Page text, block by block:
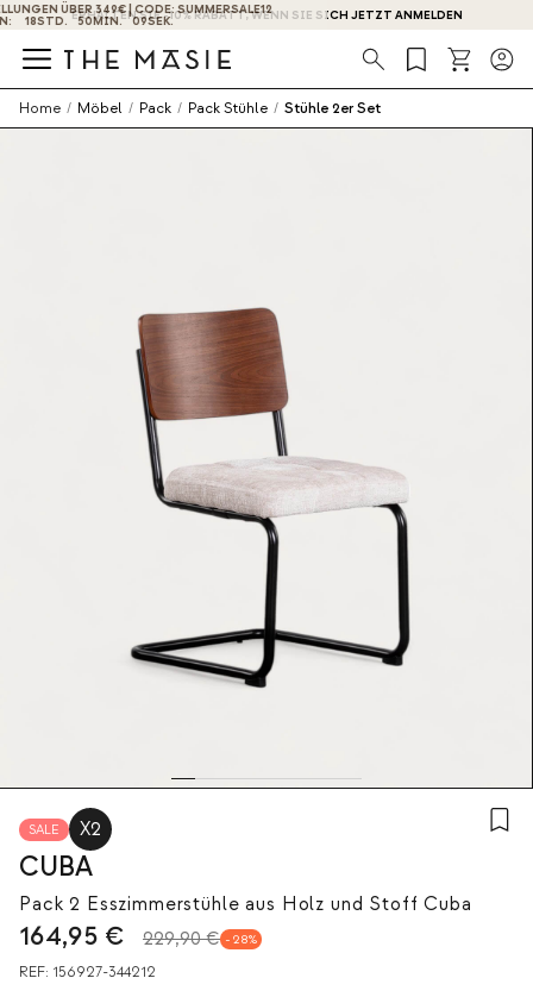
ERHALTEN SIE -10% RABATT, WENN SIE SICH JETZT ANMELDEN
Suche
Home / Möbel / Pack / Pack Stühle / Stühle 2er Set
SALE X2
CUBA
Pack 2 Esszimmerstühle aus Holz und Stoff Cuba
164,95 € 229,90 € 28
REF: 156927-344212